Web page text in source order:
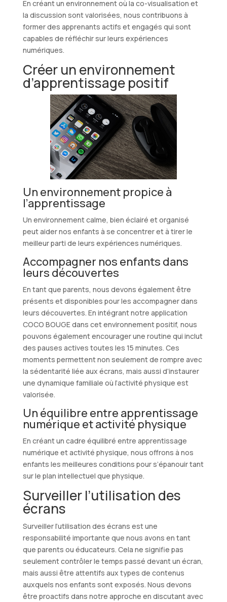
En créant un environnement où la co-visualisation et
la discussion sont valorisées, nous contribuons à
former des apprenants actifs et engagés qui sont
capables de réfléchir sur leurs expériences
numériques.
Créer un environnement
d’apprentissage positif
Un environnement propice à
l’apprentissage
Un environnement calme, bien éclairé et organisé
peut aider nos enfants à se concentrer et à tirer le
meilleur parti de leurs expériences numériques.
Accompagner nos enfants dans
leurs découvertes
En tant que parents, nous devons également être
présents et disponibles pour les accompagner dans
leurs découvertes. En intégrant notre application
COCO BOUGE dans cet environnement positif, nous
pouvons également encourager une routine qui inclut
des pauses actives toutes les 15 minutes. Ces
moments permettent non seulement de rompre avec
la sédentarité liée aux écrans, mais aussi d’instaurer
une dynamique familiale où l’activité physique est
valorisée.
Un équilibre entre apprentissage
numérique et activité physique
En créant un cadre équilibré entre apprentissage
numérique et activité physique, nous offrons à nos
enfants les meilleures conditions pour s’épanouir tant
sur le plan intellectuel que physique.
Surveiller l’utilisation des
écrans
Surveiller l’utilisation des écrans est une
responsabilité importante que nous avons en tant
que parents ou éducateurs. Cela ne signifie pas
seulement contrôler le temps passé devant un écran,
mais aussi être attentifs aux types de contenus
auxquels nos enfants sont exposés. Nous devons
être proactifs dans notre approche en discutant avec